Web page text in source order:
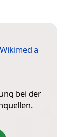
Wikimedia
bei der